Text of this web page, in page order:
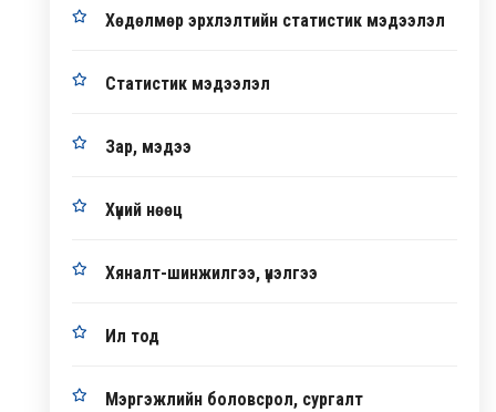
Хөдөлмөр эрхлэлтийн статистик мэдээлэл
Статистик мэдээлэл
Зар, мэдээ
Хүний нөөц
Хяналт-шинжилгээ, үнэлгээ
Ил тод
Мэргэжлийн боловсрол, сургалт